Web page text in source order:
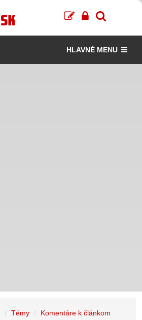
HLAVNÉ MENU
Témy Komentáre k článkom